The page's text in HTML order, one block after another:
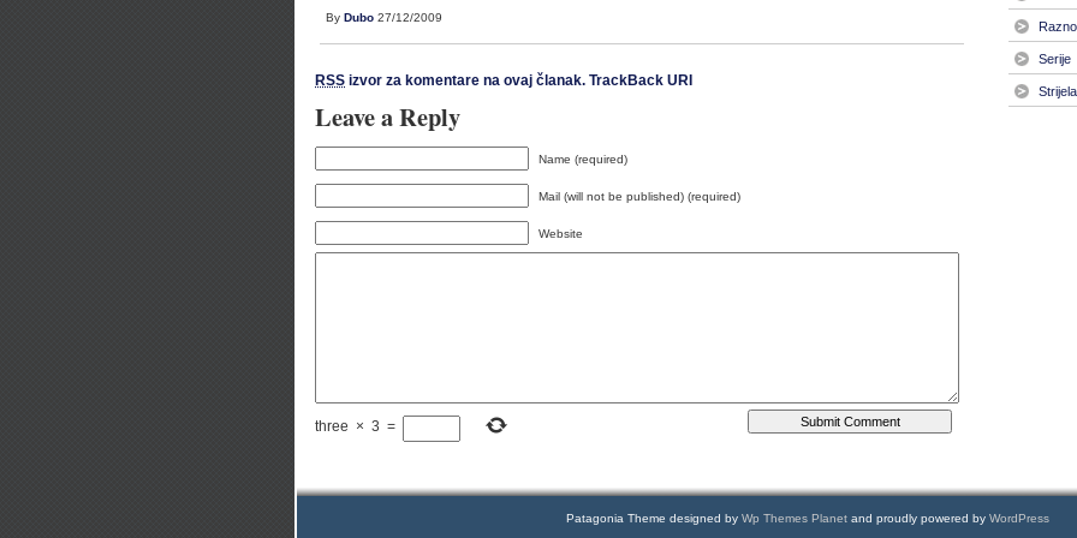
By Dubo 27/12/2009
RSS izvor za komentare na ovaj članak. TrackBack URI
Leave a Reply
Name (required)
Mail (will not be published) (required)
Website
three × 3 =
Razno
Serije
Patagonia Theme designed by Wp Themes Planet and proudly powered by WordPress